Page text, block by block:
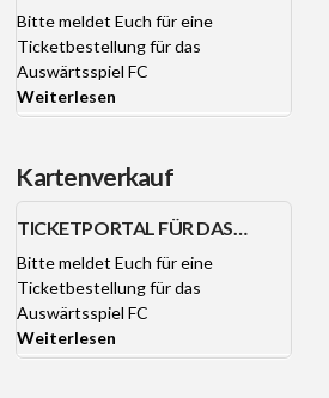
AUSWÄRTSPIEL FC BAYERN
MÜNCHEN OFFEN.
Bitte meldet Euch für eine
Ticketbestellung für das
Auswärtsspiel FC
Weiterlesen
Kartenverkauf
TICKETPORTAL FÜR DAS
AUSWÄRTSPIEL FC BAYERN
MÜNCHEN OFFEN.
Bitte meldet Euch für eine
Ticketbestellung für das
Auswärtsspiel FC
Weiterlesen